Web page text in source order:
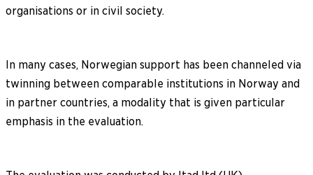
organisations or in civil society.
In many cases, Norwegian support has been channeled via
twinning between comparable institutions in Norway and
in partner countries, a modality that is given particular
emphasis in the evaluation.